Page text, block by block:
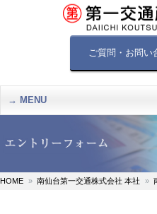
ご質問・お問
MENU
HOME 南仙台第一交通株式会社 本社